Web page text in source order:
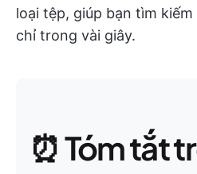
loại tệp, giúp bạn tìm
chỉ trong vài giây.
⏰ Tóm tắt